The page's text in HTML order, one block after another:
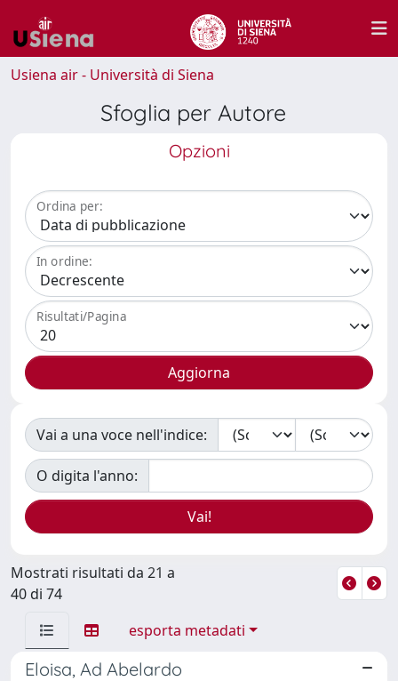
Usiena air - Università di Siena
Sfoglia per Autore
Opzioni
Ordina per:
In ordine:
Risultati/Pagina
Vai a una voce nell'indice:
O digita l'anno:
Mostrati risultati da 21 a
40 di 74
esporta metadati
Eloisa, Ad Abelardo